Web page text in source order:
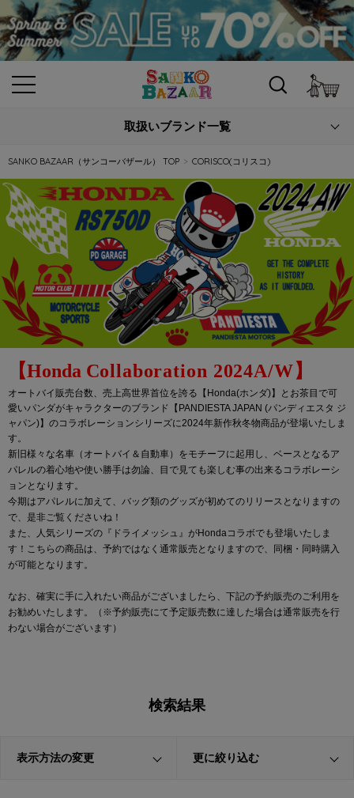
取扱いブランド一覧
SANKO BAZAAR（サンコーバザール） TOP CORISCO(コリスコ)
【Honda Collaboration 2024A/W】
オートバイ販売台数、売上高世界首位を誇る【Honda(ホンダ)】とお茶目で可
愛いパンダがキャラクターのブランド【PANDIESTA JAPAN (パンディエスタ ジ
ャパン)】のコラボレーションシリーズに2024年新作秋冬物商品が登場いたしま
す。
新旧様々な名車（オートバイ＆自動車）をモチーフに起用し、ベースとなるア
パレルの着心地や使い勝手は勿論、目で見ても楽しむ事の出来るコラボレーシ
ョンとなります。
今期はアパレルに加えて、バッグ類のグッズが初めてのリリースとなりますの
で、是非ご覧くださいね！
また、人気シリーズの『ドライメッシュ』がHondaコラボでも登場いたしま
す！こちらの商品は、予約ではなく通常販売となりますので、同梱・同時購入
が可能となります。
なお、確実に手に入れたい商品がございましたら、下記の予約販売のご利用を
お勧めいたします。（※予約販売にて予定販売数に達した場合は通常販売を行
わない場合がございます）
検索結果
表示方法の変更 更に絞り込む